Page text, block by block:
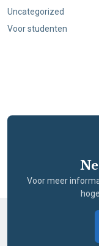
Uncategorized
Voor studenten
Voor meer